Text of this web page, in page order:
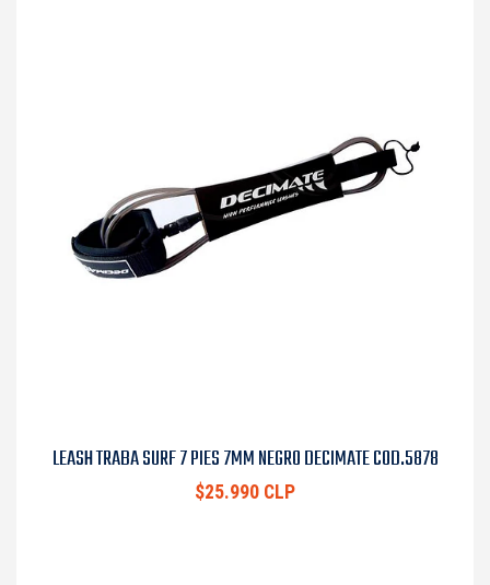
LEASH TRABA SURF 7 PIES 7MM NEGRO DECIMATE COD.5878
$25.990 CLP